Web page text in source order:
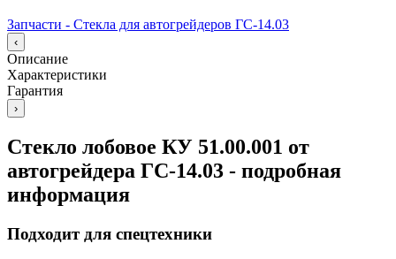
Запчасти - Стекла для автогрейдеров ГС-14.03
‹
Описание
Характеристики
Гарантия
›
Стекло лобовое КУ 51.00.001 от
автогрейдера ГС-14.03 - подробная
информация
Подходит для спецтехники